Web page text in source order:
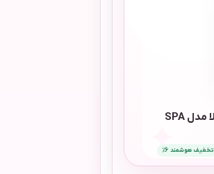
استیک ضد تعریق زنانه آمبرلا مدل SPA
تخفیف هوشمند 6٪